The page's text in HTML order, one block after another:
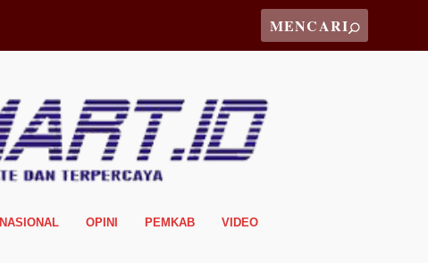
NASIONAL OPINI PEMKAB VIDEO